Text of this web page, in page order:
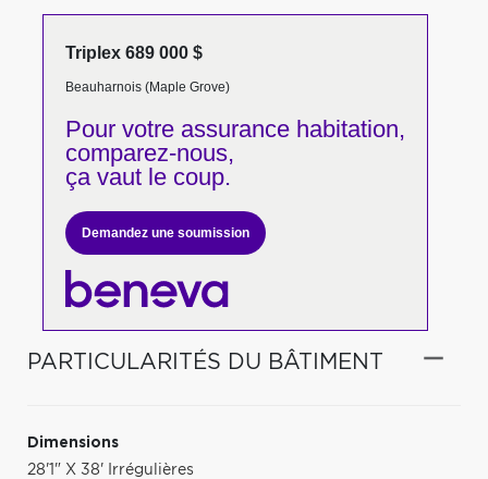
Triplex 689 000 $
Beauharnois (Maple Grove)
Pour votreassurance habitation,
comparez-nous,
ça vaut le coup.
Demandez une soumission
PARTICULARITÉS DU BÂTIMENT
Dimensions
28'1" X 38' Irrégulières